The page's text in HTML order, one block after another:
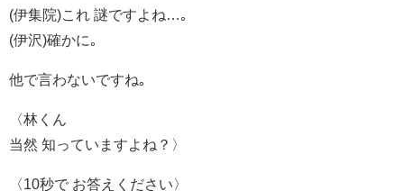
(伊集院)これ 謎ですよね…｡
(伊沢)確かに｡
他で言わないですね｡
〈林くん
当然 知っていますよね？〉
〈10秒で お答えください〉